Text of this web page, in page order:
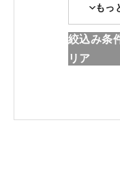
点
各店
もっ
絞込み条
リア